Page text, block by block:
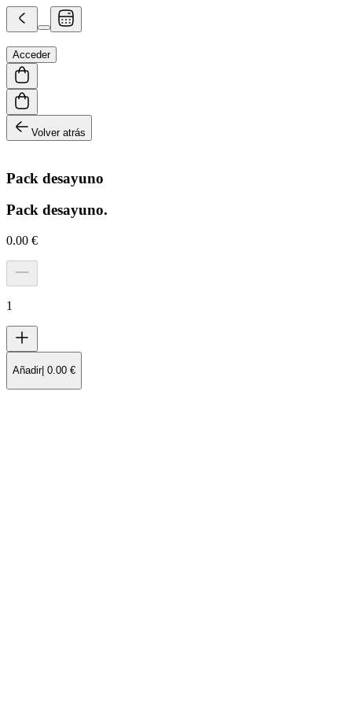
Acceder
Volver atrás
Pack desayuno
Pack desayuno.
0.00 €
1
Añadir| 0.00 €